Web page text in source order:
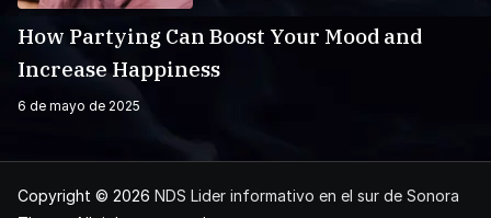
How Partying Can Boost Your Mood and
Increase Happiness
6 de mayo de 2025
Copyright © 2026 NDS Lider informativo en el sur de Sonora